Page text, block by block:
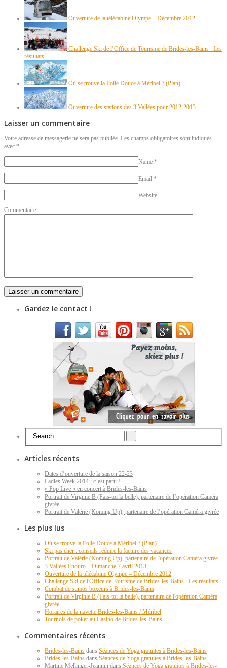
Ouverture de la télécabine Olympe – Décembre 2012
Challenge Ski de l’Office de Tourisme de Brides-les-Bains : Les
résultats
Où se trouve la Folie Douce à Méribel ? (Plan)
Ouverture des stations des 3 Vallées pour 2012-2013
Laisser un commentaire
Votre adresse de messagerie ne sera pas publiée. Les champs obligatoires sont indiqués
avec *
Name *
Email *
Website
Commentaire
Gardez le contact !
Articles récents
Dates d’ouverture de la saison 22-23
Ladies Week 2014 : c’est parti !
« Pop Live » en concert à Brides-les-Bains
Portrait de Virginie B (Fais-toi la belle), partenaire de l’opération Caméra
givrée
Portrait de Valérie (Koming Up), partenaire de l’opération Caméra givrée
Les plus lus
Où se trouve la Folie Douce à Méribel ? (Plan)
Ski pas cher : conseils réduire la facture des vacances
Portrait de Valérie (Koming Up), partenaire de l'opération Caméra givrée
3 Vallées Enduro – Dimanche 7 avril 2013
Ouverture de la télécabine Olympe – Décembre 2012
Challenge Ski de l'Office de Tourisme de Brides-les-Bains : Les résultats
Combat de sumos boxeurs à Brides-les-Bains
Portrait de Virginie B (Fais-toi la belle), partenaire de l'opération Caméra
givrée
Horaires de la navette Brides-les-Bains / Méribel
Tournois de poker au Casino de Brides-les-Bains
Commentaires récents
Brides-les-Bains dans Séances de Yoga gratuites à Brides-les-Bains
Brides-les-Bains dans Séances de Yoga gratuites à Brides-les-Bains
Martine Mellinger-Jeannin dans Séances de Yoga gratuites à Brides-les-